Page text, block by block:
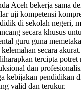
Aceh bekerja sama
uji kompetensi
di sekolah negeri,
secara khusus
guru guna
secara
tercipta potret
dan
kebijakan pendidikan
valid dan terukur.